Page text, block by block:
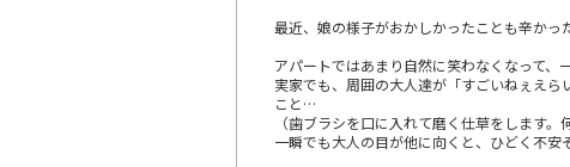
最近、娘の様子がおかしかったことも辛かっ
アパートではあまり自然に笑わなくなって、
実家でも、周囲の大人達が「すごいねぇえ
こと…
（歯ブラシを口に入れて磨く仕草をします。
一瞬でも大人の目が他に向くと、ひどく不